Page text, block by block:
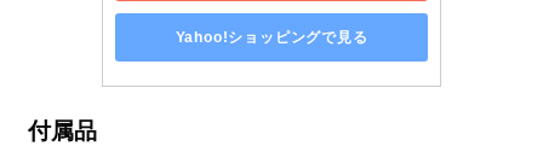
Yahoo!ショッピングで見る
付属品